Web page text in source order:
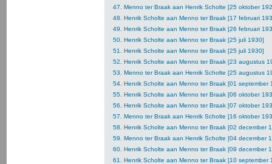
47. Menno ter Braak aan Henrik Scholte [25 oktober
48. Henrik Scholte aan Menno ter Braak [17 februari
49. Henrik Scholte aan Menno ter Braak [26 februari
50. Henrik Scholte aan Menno ter Braak [25 juli 1930]
51. Henrik Scholte aan Menno ter Braak [25 juli 1930]
52. Henrik Scholte aan Menno ter Braak [23 augustus
53. Menno ter Braak aan Henrik Scholte [25 augustus
54. Henrik Scholte aan Menno ter Braak [01 september
55. Henrik Scholte aan Menno ter Braak [06 oktober
56. Henrik Scholte aan Menno ter Braak [07 oktober
57. Menno ter Braak aan Henrik Scholte [16 oktober
58. Henrik Scholte aan Menno ter Braak [02 december
59. Menno ter Braak aan Henrik Scholte [04 december
60. Henrik Scholte aan Menno ter Braak [09 december
61. Henrik Scholte aan Menno ter Braak [10 september